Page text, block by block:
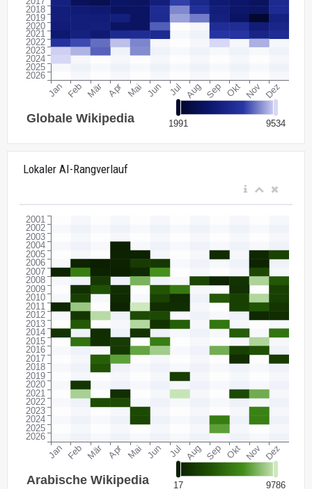
Lokaler AI-Rangverlauf